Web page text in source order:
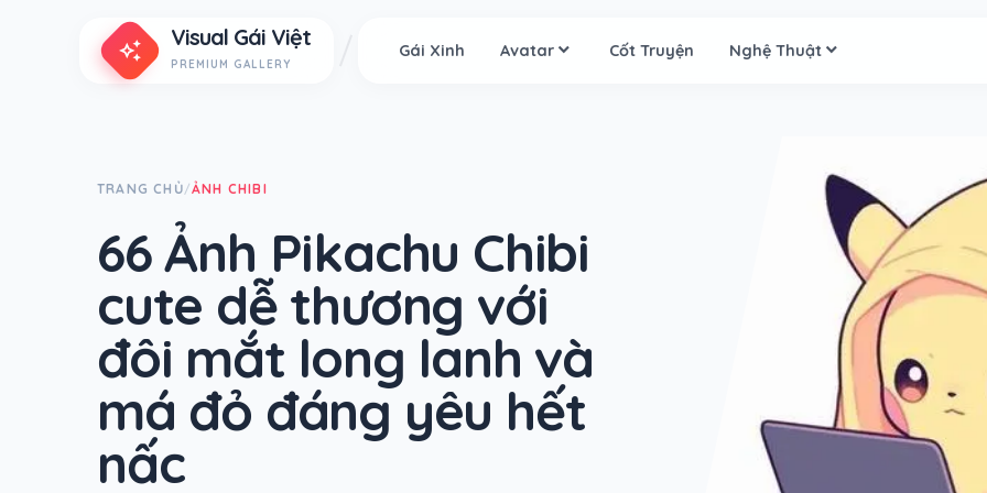
auto_awesome Visual Gái Việt
PREMIUM GALLERY
Gái Xinh Avatar Cốt Truyện Nghệ Thuật
TRANG CHỦ/ẢNH CHIBI
66 Ảnh Pikachu Chibi
cute dễ thương với
đôi mắt long lanh và
má đỏ đáng yêu hết
nấc